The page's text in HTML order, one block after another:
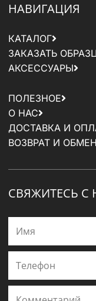
НАВИГАЦИЯ
КАТАЛОГ
ЗАКАЗАТЬ
АКСЕССУАРЫ
ПОЛЕЗНОЕ
О НАС
ДОСТАВКА И
ВОЗВРАТ И ОБМЕН
СВЯЖИТЕСЬ С